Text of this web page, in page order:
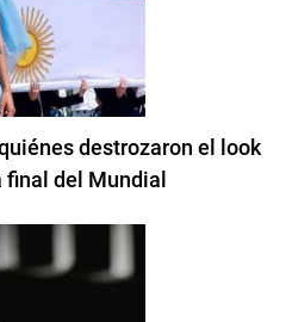
destrozaron el look
del Mundial